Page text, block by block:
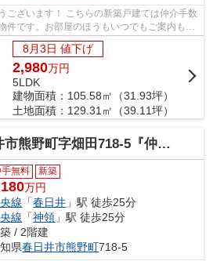
ございます！ こちらの新築戸建ては仲介手数
件です。お部屋のほうもいつでもご案内もさ
合せ下...
8月3日 値下げ
2,980万円
5LDK
建物面積：105.58㎡（31.93坪）
土地面積：129.31㎡（39.11坪）
野町字畑田718-5『仲介料無料』新築戸建て
手無料 新築
万円
線 「春日井 」駅 徒歩25分
線 「神領 」駅 徒歩25分
/ 2階建
県春日井市熊野町718-5